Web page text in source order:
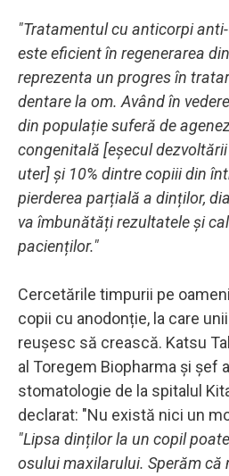
"Tratamentul cu anticorpi
este eficient în regenerarea
reprezenta un progres în
dentare la om. Având în
din populație suferă de
congenitală [eșecul
uter] și 10% dintre copiii din
pierderea parțială a dinților,
va îmbunătăți rezultatele și
pacienților."
Cercetările timpurii pe
copii cu anodonție, la care
reușesc să crească. Katsu
al Toregem Biopharma și șef
stomatologie de la spitalul
declarat: "Nu există nici un
"Lipsa dinților la un copil
osului maxilarului. Sperăm că